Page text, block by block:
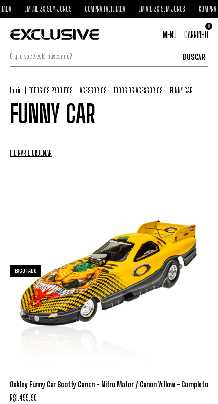
EM ATÉ 3X SEM JUROS COMPRA FACILITADA EM ATÉ 3X SEM JUROS COMPRA
MENU CARRINHO
0
BUSCAR
Início TODOS OS PRODUTOS ACESSÓRIOS TODOS OS ACESSÓRIOS FUNNY CAR
FUNNY CAR
FILTRAR E ORDENAR
ESGOTADO
Oakley Funny Car Scotty Canon - Nitro Mater / Canon Yellow - Completo
R$1.499,90